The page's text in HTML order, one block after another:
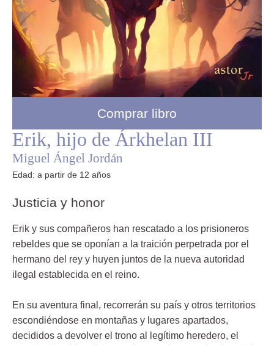
Comprar libro
Erik, hijo de Árkhelan III
Miguel Ángel Jordán
Edad: a partir de 12 años
Justicia y honor
Erik y sus compañeros han rescatado a los prisioneros
rebeldes que se oponían a la traición perpetrada por el
hermano del rey y huyen juntos de la nueva autoridad
ilegal establecida en el reino.
En su aventura final, recorrerán su país y otros territorios
escondiéndose en montañas y lugares apartados,
decididos a devolver el trono al legítimo heredero, el